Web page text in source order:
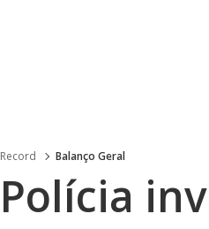
Record Balanço Geral
Polícia